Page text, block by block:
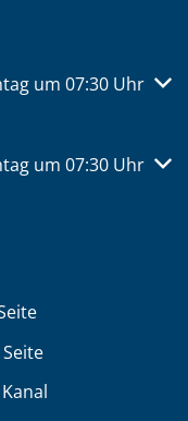
Schließzeiten
um 07:30 Uhr
Schließzeiten
um 07:30 Uhr